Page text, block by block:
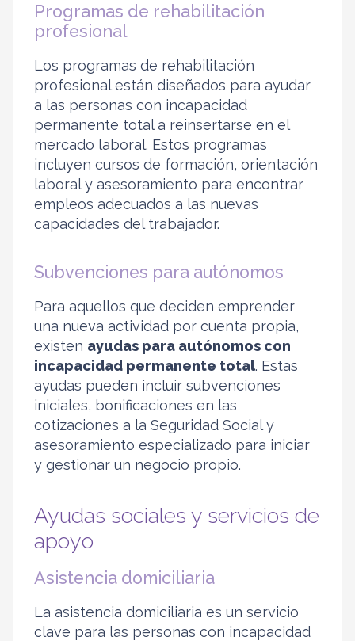
Programas de rehabilitación
profesional
Los programas de rehabilitación
profesional están diseñados para ayudar
a las personas con incapacidad
permanente total a reinsertarse en el
mercado laboral. Estos programas
incluyen cursos de formación, orientación
laboral y asesoramiento para encontrar
empleos adecuados a las nuevas
capacidades del trabajador.
Subvenciones para autónomos
Para aquellos que deciden emprender
una nueva actividad por cuenta propia,
existen ayudas para autónomos con
incapacidad permanente total. Estas
ayudas pueden incluir subvenciones
iniciales, bonificaciones en las
cotizaciones a la Seguridad Social y
asesoramiento especializado para iniciar
y gestionar un negocio propio.
Ayudas sociales y servicios de
apoyo
Asistencia domiciliaria
La asistencia domiciliaria es un servicio
clave para las personas con incapacidad